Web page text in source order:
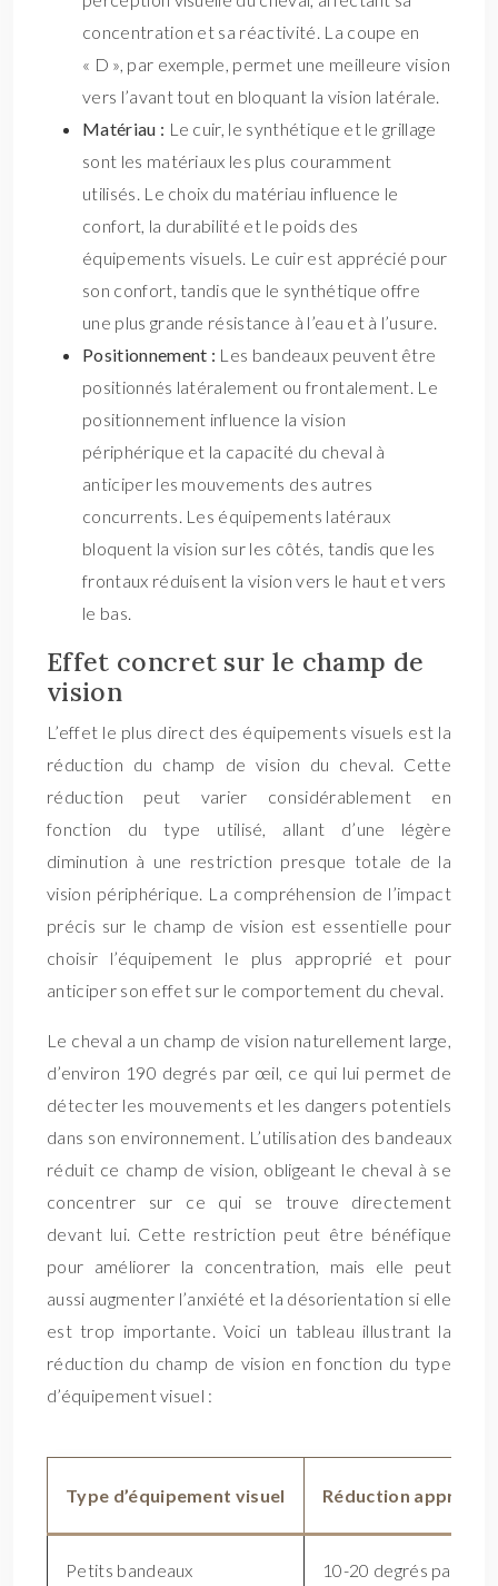
concentration et sa réactivité. La coupe en
« D », par exemple, permet une meilleure vision
vers l’avant tout en bloquant la vision latérale.
Matériau : Le cuir, le synthétique et le grillage
sont les matériaux les plus couramment
utilisés. Le choix du matériau influence le
confort, la durabilité et le poids des
équipements visuels. Le cuir est apprécié pour
son confort, tandis que le synthétique offre
une plus grande résistance à l’eau et à l’usure.
Positionnement : Les bandeaux peuvent être
positionnés latéralement ou frontalement. Le
positionnement influence la vision
périphérique et la capacité du cheval à
anticiper les mouvements des autres
concurrents. Les équipements latéraux
bloquent la vision sur les côtés, tandis que les
frontaux réduisent la vision vers le haut et vers
le bas.
Effet concret sur le champ de
vision
L’effet le plus direct des équipements visuels est la
réduction du champ de vision du cheval. Cette
réduction peut varier considérablement en
fonction du type utilisé, allant d’une légère
diminution à une restriction presque totale de la
vision périphérique. La compréhension de l’impact
précis sur le champ de vision est essentielle pour
choisir l’équipement le plus approprié et pour
anticiper son effet sur le comportement du cheval.
Le cheval a un champ de vision naturellement large,
d’environ 190 degrés par œil, ce qui lui permet de
détecter les mouvements et les dangers potentiels
dans son environnement. L’utilisation des bandeaux
réduit ce champ de vision, obligeant le cheval à se
concentrer sur ce qui se trouve directement
devant lui. Cette restriction peut être bénéfique
pour améliorer la concentration, mais elle peut
aussi augmenter l’anxiété et la désorientation si elle
est trop importante. Voici un tableau illustrant la
réduction du champ de vision en fonction du type
d’équipement visuel :
Type d’équipement visuel Réduction
Petits bandeaux 10-20 degrés par œil